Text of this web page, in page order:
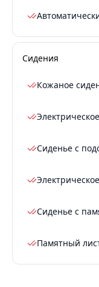
Сидения
Кожаное
Сиденье с
Сиденье с
Памятный